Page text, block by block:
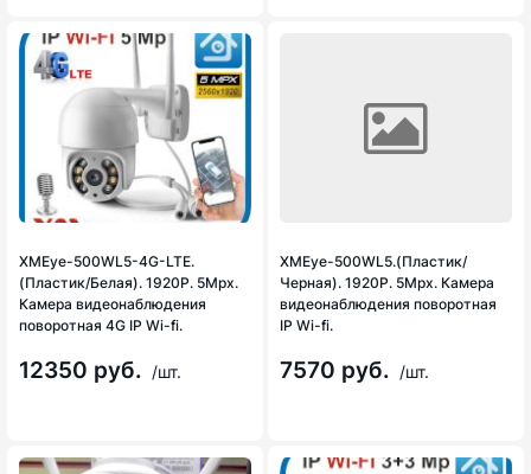
XMEye-500WL5-4G-LTE.
(Пластик/Белая). 1920P. 5Mpx.
Камера видеонаблюдения
поворотная 4G IP Wi-fi.
12350 руб. /шт.
XMEye-500WL5.(Пластик/
Черная). 1920P. 5Mpx. Камера
видеонаблюдения поворотная
IP Wi-fi.
7570 руб. /шт.